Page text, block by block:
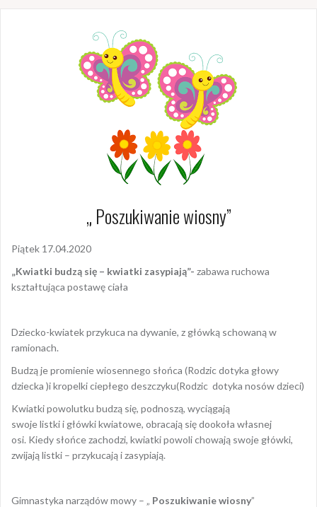
„ Poszukiwanie wiosny”
Piątek 17.04.2020
„Kwiatki budzą się – kwiatki zasypiają”- zabawa ruchowa
kształtująca postawę ciała
Dziecko-kwiatek przykuca na dywanie, z główką schowaną w
ramionach.
Budzą je promienie wiosennego słońca (Rodzic dotyka głowy
dziecka )i kropelki ciepłego deszczyku(Rodzic dotyka nosów dzieci)
Kwiatki powolutku budzą się, podnoszą, wyciągają
swoje listki i główki kwiatowe, obracają się dookoła własnej
osi. Kiedy słońce zachodzi, kwiatki powoli chowają swoje główki,
zwijają listki – przykucają i zasypiają.
Gimnastyka narządów mowy – „ Poszukiwanie wiosny”